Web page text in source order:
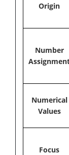
Origin
Number
Numerical
Values
Focus